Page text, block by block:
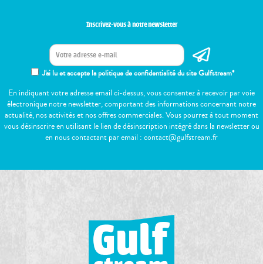
Inscrivez-vous à notre newsletter
J'ai lu et accepte la politique de confidentialité du site Gulfstream*
En indiquant votre adresse email ci-dessus, vous consentez à recevoir par voie
électronique notre newsletter, comportant des informations concernant notre
actualité, nos activités et nos offres commerciales. Vous pourrez à tout moment
vous désinscrire en utilisant le lien de désinscription intégré dans la newsletter ou
en nous contactant par email : contact@gulfstream.fr